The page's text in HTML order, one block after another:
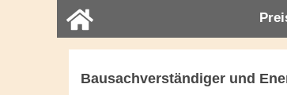
Bausachverständiger und